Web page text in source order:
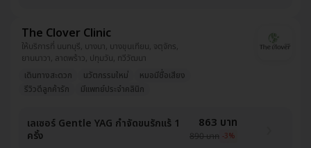
The Clover Clinic
ให้บริการที่ นนทบุรี, บางนา, บางขุนเทียน, จตุจักร,
ยานนาวา, ลาดพร้าว, ปทุมวัน, ทวีวัฒนา
เดินทางสะดวก
นวัตกรรมใหม่
หมอมีชื่อเสียง
รีวิวดีลูกค้ารัก
มีแพทย์ประจำคลินิก
เลเซอร์ Gentle YAG กำจัดขนรักแร้ 1
ครั้ง
863 บาท
890 บาท -3%